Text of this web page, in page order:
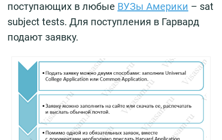
поступающих в любые ВУЗы Америки – sat
subject tests. Для поступления в Гарвард
подают заявку.